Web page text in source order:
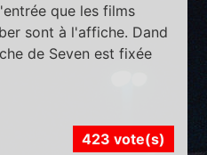
que les films
sont à l'affiche. Dand
de Seven est fixée
423 vote(s)